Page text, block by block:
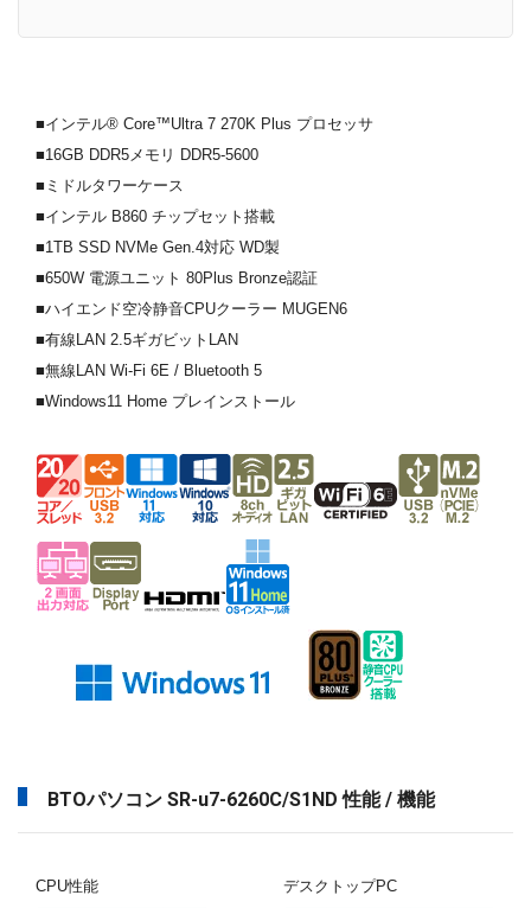
■インテル® Core™Ultra 7 270K Plus プロセッサ
■16GB DDR5メモリ DDR5-5600
■ミドルタワーケース
■インテル B860 チップセット搭載
■1TB SSD NVMe Gen.4対応 WD製
■650W 電源ユニット 80Plus Bronze認証
■ハイエンド空冷静音CPUクーラー MUGEN6
■有線LAN 2.5ギガビットLAN
■無線LAN Wi-Fi 6E / Bluetooth 5
■Windows11 Home プレインストール
BTOパソコン SR-u7-6260C/S1ND 性能 / 機能
CPU性能 デスクトップPC